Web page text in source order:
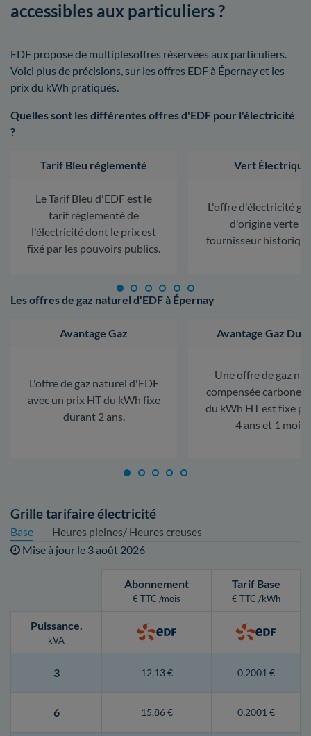
accessibles aux particuliers ?
EDF propose de multiplesoffres réservées aux particuliers.
Voici plus de précisions, sur les offres EDF à Épernay et les
prix du kWh pratiqués.
Quelles sont les différentes offres d'EDF pour l'électricité
?
Tarif Bleu réglementé
Le Tarif Bleu d'EDF est le
tarif réglementé de
l'électricité dont le prix est
fixé par les pouvoirs publics.
Vert Électrique
L'offre d'électricité
d'origine verte
fournisseur
Les offres de gaz naturel d'EDF à Épernay
Avantage Gaz
L'offre de gaz naturel d'EDF
avec un prix HT du kWh fixe
durant 2 ans.
Avantage Gaz
Une offre de gaz
compensée carbone.
du kWh HT est fixe
4 ans et 1 mois.
Grille tarifaire électricité
Base
Heures pleines/ Heures creuses
Mise à jour le 3 août 2026
Abonnement
€ TTC /mois
Tarif Base
€ TTC /kWh
Puissance.
kVA
3 12,13 € 0,2001 €
6 15,86 € 0,2001 €